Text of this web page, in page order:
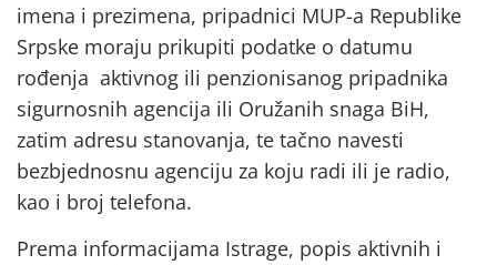
imena i prezimena, pripadnici MUP-a Republike
Srpske moraju prikupiti podatke o datumu
rođenja aktivnog ili penzionisanog pripadnika
sigurnosnih agencija ili Oružanih snaga BiH,
zatim adresu stanovanja, te tačno navesti
bezbjednosnu agenciju za koju radi ili je radio,
kao i broj telefona.
Prema informacijama Istrage, popis aktivnih i